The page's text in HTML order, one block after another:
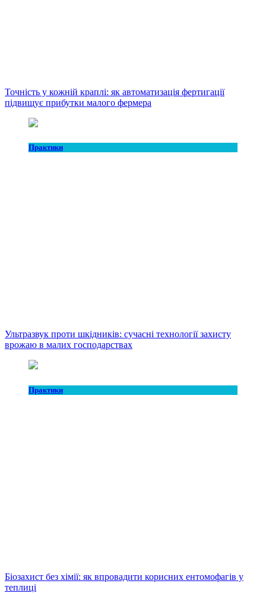
Точність у кожній краплі: як автоматизація фертигації
підвищує прибутки малого фермера
Практики
Ультразвук проти шкідників: сучасні технології захисту
врожаю в малих господарствах
Практики
Біозахист без хімії: як впровадити корисних ентомофагів у
теплиці